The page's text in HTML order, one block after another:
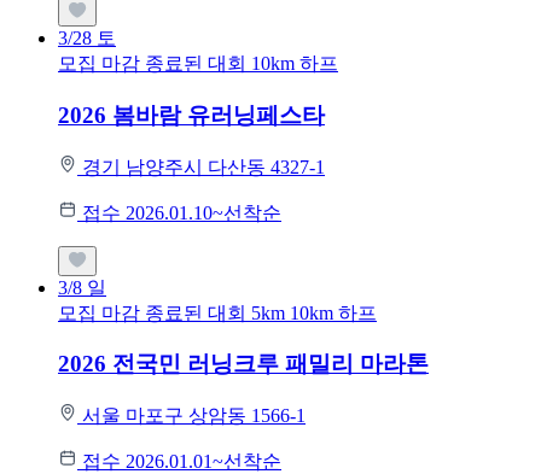
3/28 토
모집 마감 종료된 대회 10km 하프
2026 봄바람 유러닝페스타
경기 남양주시 다산동 4327-1
접수 2026.01.10~선착순
3/8 일
모집 마감 종료된 대회 5km 10km 하프
2026 전국민 러닝크루 패밀리 마라톤
서울 마포구 상암동 1566-1
접수 2026.01.01~선착순